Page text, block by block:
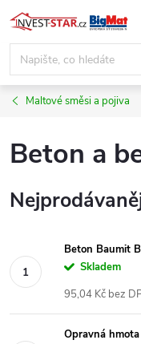
Přejít
na
obsah
Maltové směsi a pojiva
Beton a
Beton Baumit
Skladem
95,04 Kč bez
Opravná